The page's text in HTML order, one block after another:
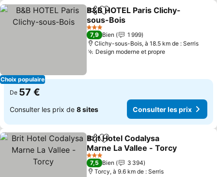
Choix populaire
PartagerAjouter à mes favoris
B&B HOTEL Paris Clichy-
sous-Bois
Consulter les prix
3 Étoiles
7,9 Bien
1 999
Clichy-sous-Bois, à 18.5 km de : Serris
Design moderne et propreConsulter les
De 57 €
Consulter les prix de 8 sites Consulter les prix
PartagerAjouter à mes favoris
Brit Hotel Codalysa
Marne La Vallee - Torcy
Consulter les prix
3 Étoiles
7,5 Bien
3 394
Torcy, à 9.6 km de : Serris